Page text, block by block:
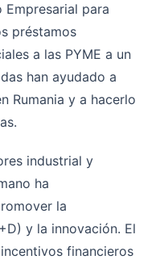
Empresarial para
préstamos
a las PYME a un
han ayudado a
Rumania y a hacerlo
industrial y
ha
la
y la innovación. El
financieros